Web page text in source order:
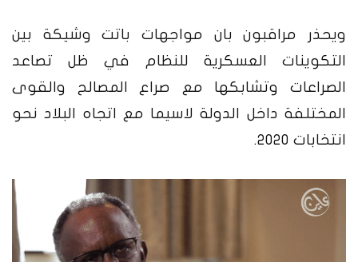
ويحذر مراقبون بان مواجهات باتت وشيكة بين
التكوينات العسكرية للنظام في ظل تصاعد
الصراعات وتشابكها مع صراع المصالح والقوى
المختلفة داخل الدولة لاسيما مع اتجاه البلاد نحو
انتخابات 2020.